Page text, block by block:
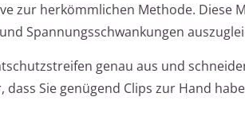
zur herkömmlichen Methode. Diese
Spannungsschwankungen
genau aus und
Sie genügend Clips zur Hand